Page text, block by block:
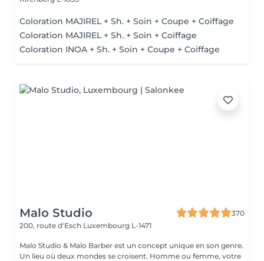
Coloration MAJIREL + Sh. + Soin + Coupe + Coiffage
Coloration MAJIREL + Sh. + Soin + Coiffage
Coloration INOA + Sh. + Soin + Coupe + Coiffage
Malo Studio
370
200, route d'Esch Luxembourg L-1471
Malo Studio & Malo Barber est un concept unique en son genre.
Un lieu où deux mondes se croisent. Homme ou femme, votre